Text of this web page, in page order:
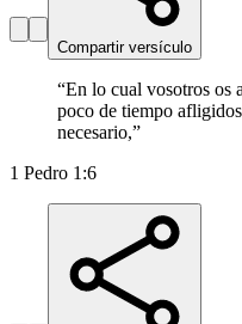
Compartir versículo
“En lo cual vosotros os
poco de tiempo
necesario,”
1 Pedro 1:6